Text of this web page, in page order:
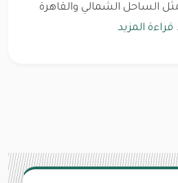
الساحل الشمالي والقاهرة
قراءة المزيد